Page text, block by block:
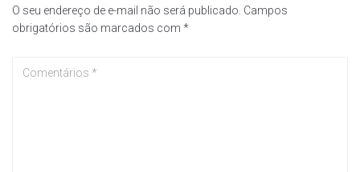
O seu endereço de e-mail não será publicado. Campos
obrigatórios são marcados com *